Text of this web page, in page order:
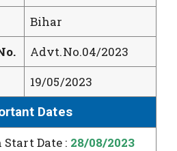
Bihar
Advt.No.04/2023
19/05/2023
Dates
Date : 28/08/2023